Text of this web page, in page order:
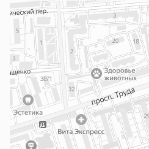
Воронеж
Яндекс Карты